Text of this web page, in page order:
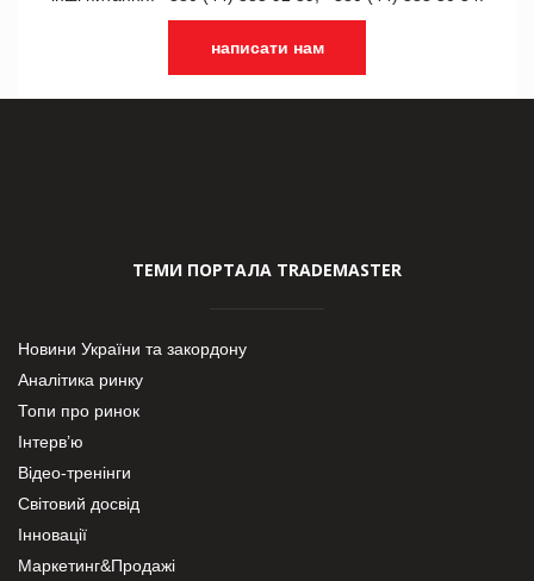
написати нам
ТЕМИ ПОРТАЛА TRADEMASTER
Новини України та закордону
Аналітика ринку
Топи про ринок
Інтерв’ю
Відео-тренінги
Світовий досвід
Інновації
Маркетинг&Продажі